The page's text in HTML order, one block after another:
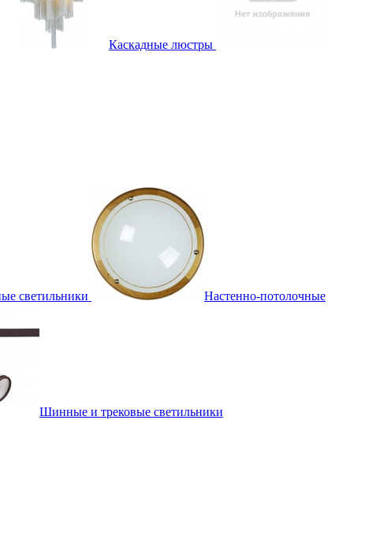
Каскадные люстры
светильники Настенно-потолочные
Шинные и трековые светильники